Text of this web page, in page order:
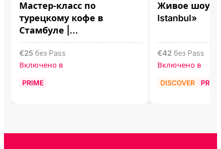
Мастер‑класс по
турецкому кофе в
Стамбуле |
Приготовление на
горячем песке
€25 без Pass
Включено в
PRIME
Живое шоу
Istanbul»
€42 без Pass
Включено в
DISCOVER